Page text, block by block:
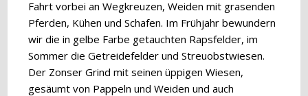
Fahrt vorbei an Wegkreuzen, Weiden mit grasenden
Pferden, Kühen und Schafen. Im Frühjahr bewundern
wir die in gelbe Farbe getauchten Rapsfelder, im
Sommer die Getreidefelder und Streuobstwiesen.
Der Zonser Grind mit seinen üppigen Wiesen,
gesäumt von Pappeln und Weiden und auch